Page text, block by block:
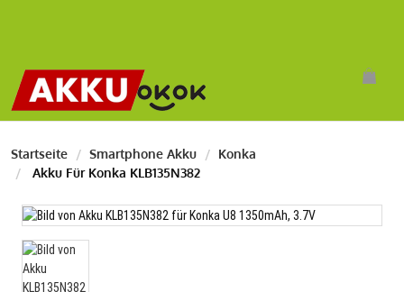
Startseite Smartphone Akku
Konka
Akku Für Konka KLB135N382